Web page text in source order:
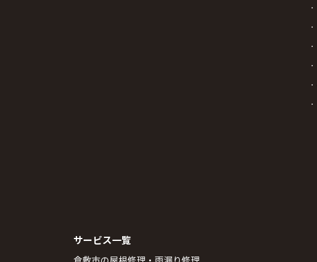
サービス一覧